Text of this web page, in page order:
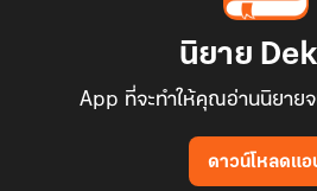
นิยาย
App ที่จะทำให้คุณอ่านนิยาย
ดาวน์โหลดแอ